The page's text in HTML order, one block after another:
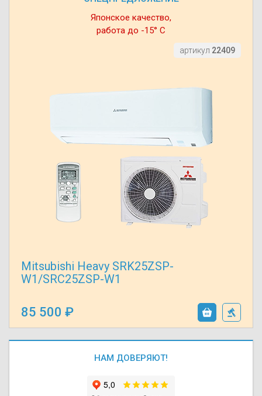
Японское качество,
работа до -15° С
артикул 22409
Mitsubishi Heavy SRK25ZSP-
W1/SRC25ZSP-W1
85 500
НАМ ДОВЕРЯЮТ!